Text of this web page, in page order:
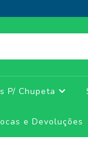
P/ Chupeta
e Devoluções